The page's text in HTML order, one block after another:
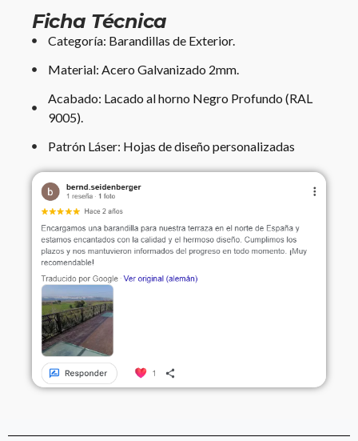
Ficha Técnica
Categoría: Barandillas de Exterior.
Material: Acero Galvanizado 2mm.
Acabado: Lacado al horno Negro Profundo (RAL
9005).
Patrón Láser: Hojas de diseño personalizadas